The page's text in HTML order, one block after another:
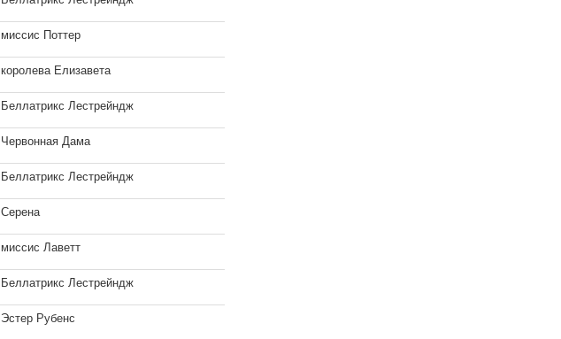
миссис Поттер
королева Елизавета
Беллатрикс Лестрейндж
Червонная Дама
Беллатрикс Лестрейндж
Серена
миссис Лаветт
Беллатрикс Лестрейндж
Эстер Рубенс